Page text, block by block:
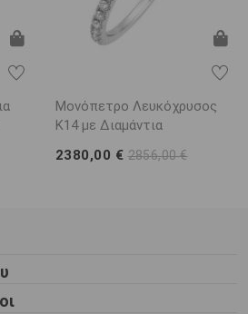
Μονόπετρο Λευκόχρυσος
K14 με Διαμάντια
2380,00 € 2856,00 €